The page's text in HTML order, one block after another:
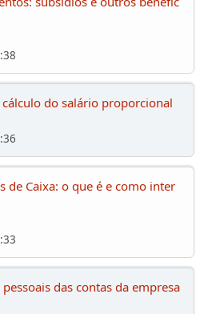
cálculo do salário proporcional
de Caixa: o que é e como inter
das contas da empresa